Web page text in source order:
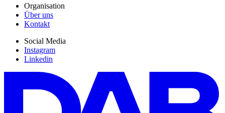
Organisation
Über uns
Kontakt
Social Media
Instagram
Linkedin